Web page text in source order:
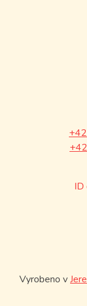
ID
Vyrobeno v